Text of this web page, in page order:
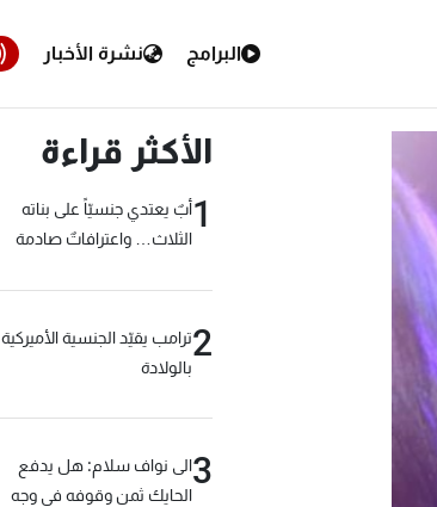
البرامج نشرة الأخبار
الأكثر قراءة
1أبٌ يعتدي جنسيّاً على بناته
الثلاث… واعترافاتٌ صادمة
2ترامب يقيّد الجنسية الأميركية
بالولادة
3الى نواف سلام: هل يدفع
الحايك ثمن وقوفه في وجه